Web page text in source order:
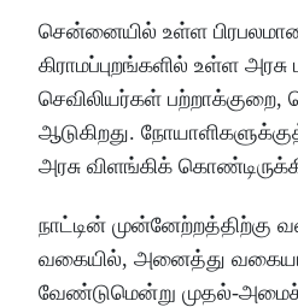
சென்னையில் உள்ள
கிராமப்புறங்களில் உள்ள
செவிலியர்கள் பற்றாக்குறை,
ஆடுகிறது.
அரசு விளங்கிக்
நாட்டின் முன்னேற்றத்திற்கு
வகையில், அனைத்து
வேண்டுமென்று முதல்-